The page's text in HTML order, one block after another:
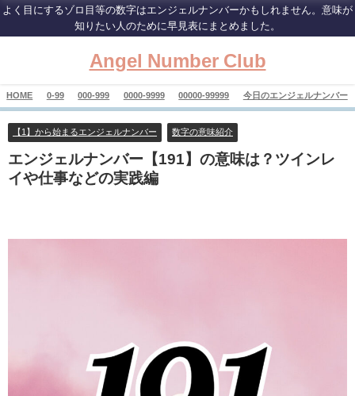
よく目にするゾロ目等の数字はエンジェルナンバーかもしれません。意味が
知りたい人のために早見表にまとめました。
Angel Number Club
HOME 0-99 000-999 0000-9999 00000-99999 今日のエンジェルナンバー
【1】から始まるエンジェルナンバー 数字の意味紹介
エンジェルナンバー【191】の意味は？ツインレ
イや仕事などの実践編